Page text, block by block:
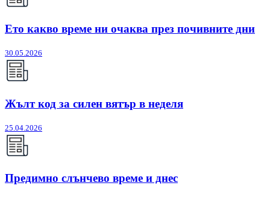
Ето какво време ни очаква през почивните дни
30.05.2026
Жълт код за силен вятър в неделя
25.04.2026
Предимно слънчево време и днес